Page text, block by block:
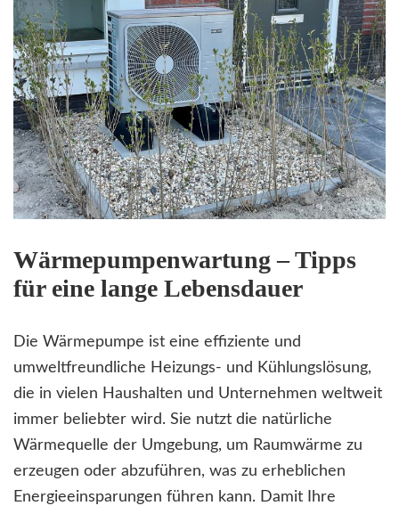
Wärmepumpenwartung – Tipps
für eine lange Lebensdauer
Die Wärmepumpe ist eine effiziente und
umweltfreundliche Heizungs- und Kühlungslösung,
die in vielen Haushalten und Unternehmen weltweit
immer beliebter wird. Sie nutzt die natürliche
Wärmequelle der Umgebung, um Raumwärme zu
erzeugen oder abzuführen, was zu erheblichen
Energieeinsparungen führen kann. Damit Ihre